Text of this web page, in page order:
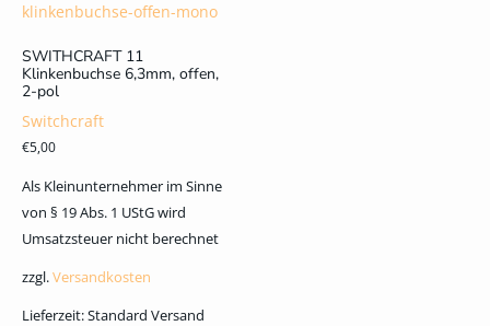
SWITHCRAFT 11
Klinkenbuchse 6,3mm, offen,
2-pol
Switchcraft
€5,00
Als Kleinunternehmer im Sinne
von § 19 Abs. 1 UStG wird
Umsatzsteuer nicht berechnet
zzgl.Versandkosten
Lieferzeit:Standard Versand